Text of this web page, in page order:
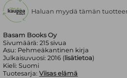
Basam Books Oy
Sivumäärä:215 sivua
Asu: Pehmeäkantinen kirja
Julkaisuvuosi:2016 ( lisätietoa)
Kieli:Suomi
Tuotesarja: Viisas elämä
Haluan myydä tämän